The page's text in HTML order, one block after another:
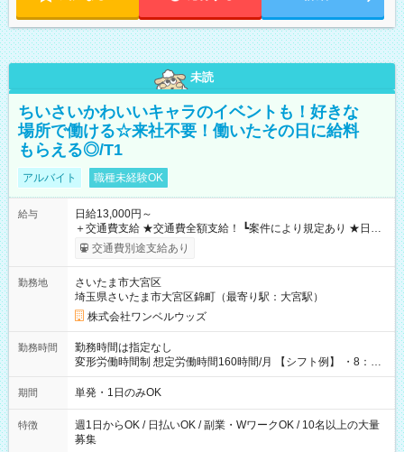
未読
ちいさいかわいいキャラのイベントも！好きな
場所で働ける☆来社不要！働いたその日に給料
もらえる◎/T1
アルバイト 職種未経験OK
給与
日給13,000円～
＋交通費支給 ★交通費全額支給！ ┗案件により規定あり ★日払
いOK！（規定あり） ┗働いたその日に現金GET♪ お仕事後はコ
ンビニATMから 日払い分を引き落とせます！ 【試用期間】試
交通費別途支給あり
勤務地
さいたま市大宮区
埼玉県さいたま市大宮区錦町（最寄り駅：大宮駅）
株式会社ワンベルウッズ
勤務時間
勤務時間は指定なし
変形労働時間制 想定労働時間160時間/月 【シフト例】 ・8：00
～21：00
期間 単発・1日のみOK
特徴
週1日からOK / 日払いOK / 副業・WワークOK / 10名以上の大量
募集